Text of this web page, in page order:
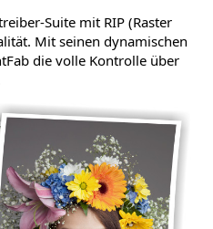
Suite mit RIP (Raster
Mit seinen dynamischen
die volle Kontrolle über